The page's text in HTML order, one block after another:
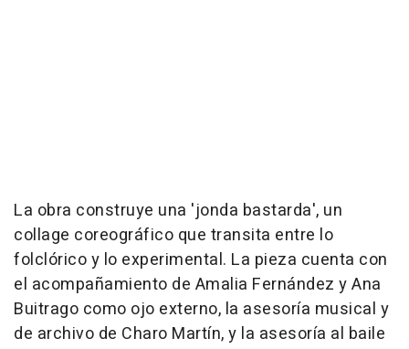
La obra construye una 'jonda bastarda', un
collage coreográfico que transita entre lo
folclórico y lo experimental. La pieza cuenta con
el acompañamiento de Amalia Fernández y Ana
Buitrago como ojo externo, la asesoría musical y
de archivo de Charo Martín, y la asesoría al baile